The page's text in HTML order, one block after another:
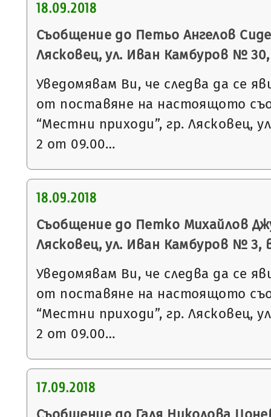
18.09.2018
Съобщение до Петьо Ангелов
Лясковец, ул. Иван Камбуров №
Уведомявам Ви, че следва да се
от поставяне на настоящото
“Местни приходи”, гр. Лясковец,
2 от 09.00…
18.09.2018
Съобщение до Петко Михайлов
Лясковец, ул. Иван Камбуров № 3,
Уведомявам Ви, че следва да се
от поставяне на настоящото
“Местни приходи”, гр. Лясковец,
2 от 09.00…
17.09.2018